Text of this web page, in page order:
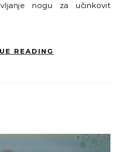
nogu za učinkovit
READING